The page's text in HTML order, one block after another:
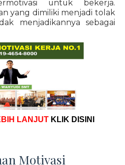
untuk bekerja.
yang dimiliki menjadi tolak
menjadikannya sebagai
LANJUT KLIK DISINI
Motivasi